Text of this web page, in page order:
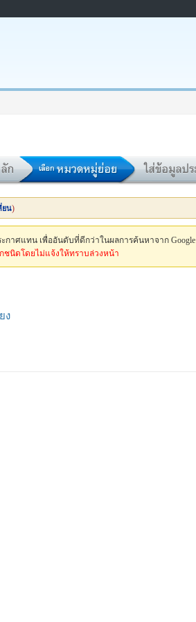
ยน)
กาศแทน เพื่ออันดับที่ดีกว่าในผลการค้นหาจาก Google
กชนิดโดยไม่แจ้งให้ทราบล่วงหน้า
ง